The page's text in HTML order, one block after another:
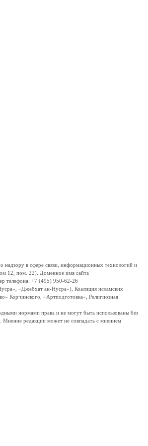
в сфере связи, информационных технологий и
12, пом. 22). Доменное имя сайта
телефона: +7 (495) 950-62-26
«Джебхат ан-Нусра»), Коалиция исламских
Корчинского, «Артподготовка», Религиозная
нормами права и не могут быть использованы без
Мнение редакции может не совпадать с мнением